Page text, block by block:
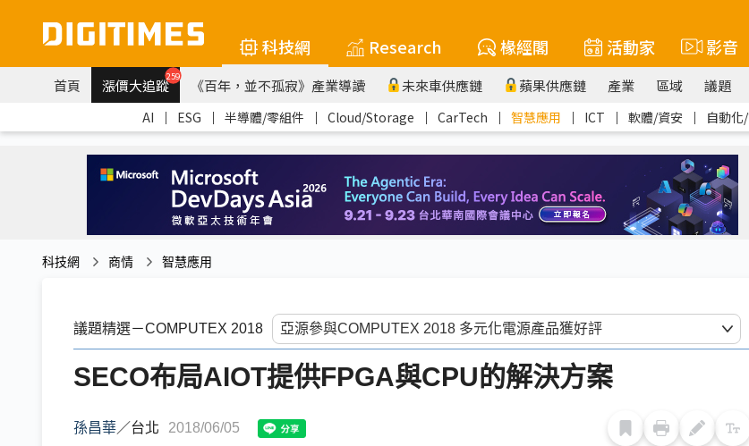
科技網 Research 椽經閣 活動家 影音
首頁 漲價大追蹤259 《百年，並不孤寂》產業導讀 未來車供應鏈 蘋果供應鏈 產業 區域 議題
AI ｜ ESG ｜ 半導體/零組件 ｜ Cloud/Storage ｜ CarTech ｜ 智慧應用 ｜ ICT ｜ 軟體/資安 ｜ 自動化
科技網 商情 智慧應用
議題精選－COMPUTEX 2018
SECO布局AIOT提供FPGA與CPU的解決方案
孫昌華／台北 2018/06/05